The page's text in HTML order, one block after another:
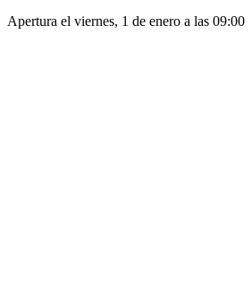
Apertura el viernes, 1 de enero a las 09:00